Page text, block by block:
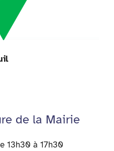
de la Mairie
13h30 à 17h30